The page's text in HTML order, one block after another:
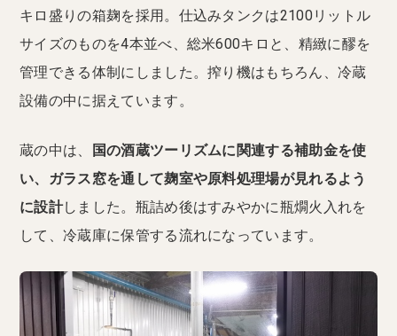
キロ盛りの箱麹を採用。仕込みタンクは2100リットル
サイズのものを4本並べ、総米600キロと、精緻に醪を
管理できる体制にしました。搾り機はもちろん、冷蔵
設備の中に据えています。
蔵の中は、
国の酒蔵ツーリズムに関連する補助金を使
い、ガラス窓を通して麹室や原料処理場が見れるよう
に設計しました。瓶詰め後はすみやかに瓶燗火入れを
して、冷蔵庫に保管する流れになっています。